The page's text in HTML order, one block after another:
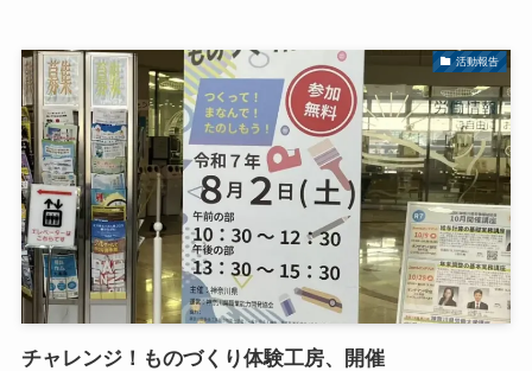
活動報告
チャレンジ！ものづくり体験工房、開催